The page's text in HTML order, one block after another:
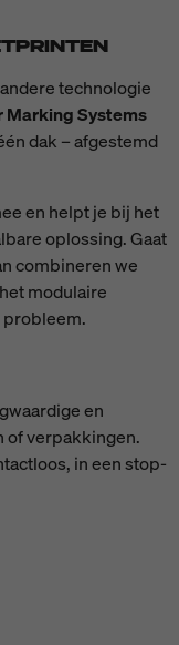
technologie
Marking Systems
dak – afgestemd
en helpt je bij het
oplossing. Gaat
combineren we
modulaire
probleem.
en
of verpakkingen.
in een stop-